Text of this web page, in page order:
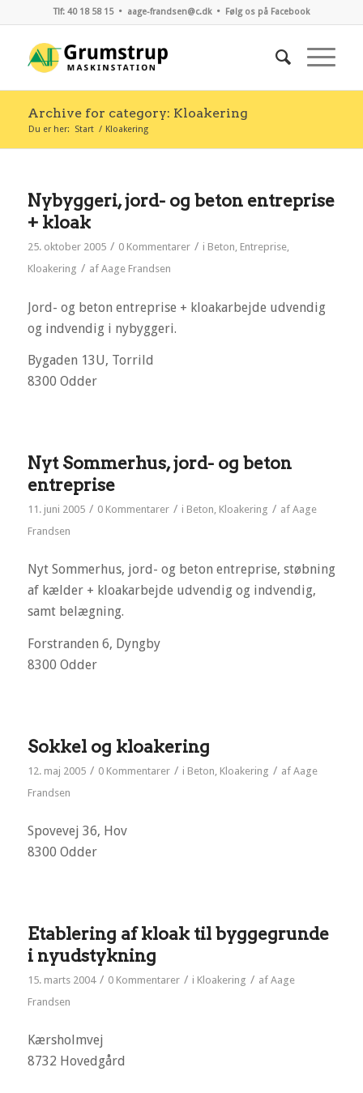
Tlf: 40 18 58 15 • aage-frandsen@c.dk• Følg os på Facebook
Archive for category: Kloakering
Du er her: Start / Kloakering
Nybyggeri, jord- og beton entreprise
+ kloak
25. oktober 2005 / 0 Kommentarer / i Beton, Entreprise,
Kloakering / af Aage Frandsen
Jord- og beton entreprise + kloakarbejde udvendig
og indvendig i nybyggeri.
Bygaden 13U, Torrild
8300 Odder
Nyt Sommerhus, jord- og beton
entreprise
11. juni 2005 / 0 Kommentarer / i Beton Kloakering / af Aage
Frandsen
Nyt Sommerhus, jord- og beton entreprise, støbning
af kælder + kloakarbejde udvendig og indvendig,
samt belægning.
Forstranden 6, Dyngby
8300 Odder
Sokkel og kloakering
12. maj 2005 / 0 Kommentarer / i Beton Kloakering / af Aage
Frandsen
Spovevej 36, Hov
8300 Odder
Etablering af kloak til byggegrunde
i nyudstykning
15. marts 2004 / 0 Kommentarer / i Kloakering / af Aage
Frandsen
Kærsholmvej
8732 Hovedgård